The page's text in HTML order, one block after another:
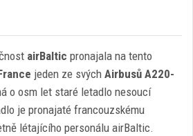
airBaltic pronajala na tento
jeden ze svých Airbusů A220-
o osm let staré letadlo nesoucí
je pronajaté francouzskému
létajícího personálu airBaltic.